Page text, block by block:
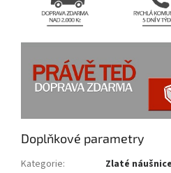
Doplňkové parametry
Kategorie:
Zlaté náušnice